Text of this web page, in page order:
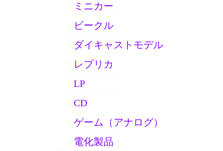
ミニカー
ビークル
ダイキャストモデル
レプリカ
LP
CD
ゲーム（アナログ）
電化製品